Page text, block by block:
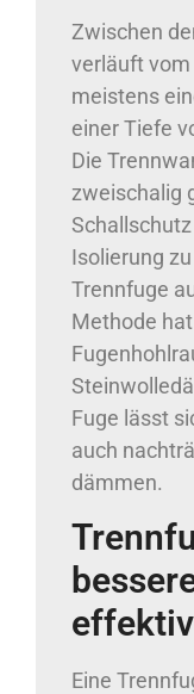
Zwischen
verläuft
meistens
einer Tiefe
Die
zweischalig
Isolierung
Trennfuge
Methode
Fuge lässt
auch
dämmen.
Eine